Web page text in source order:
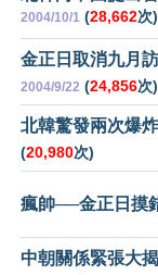
2004/10/1 (28,662次)
金正日取消九月
2004/9/22 (24,856次)
北韓驚發兩次爆
(20,980次)
瘋帥──金正日摸
中朝關係緊張大